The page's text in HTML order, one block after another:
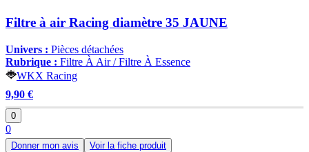
Filtre à air Racing diamètre 35 JAUNE
Univers : Pièces détachées
Rubrique : Filtre À Air / Filtre À Essence
WKX Racing
9,90 €
0
0
Donner mon avis Voir la fiche produit